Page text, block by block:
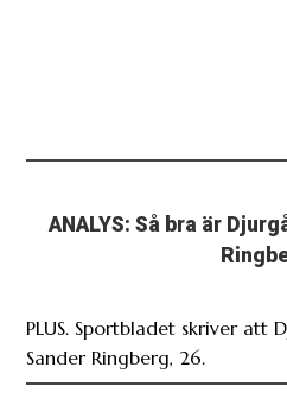
ANALYS: Så bra är
PLUS. Sportbladet skriver att
Sander Ringberg, 26.